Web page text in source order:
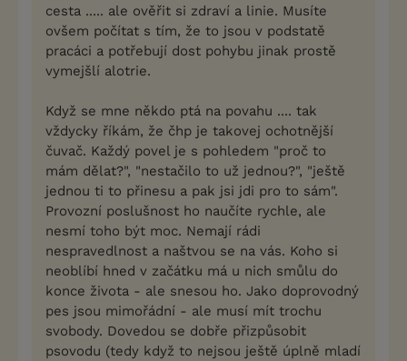
cesta ..... ale ověřit si zdraví a linie. Musíte
ovšem počítat s tím, že to jsou v podstatě
pracáci a potřebují dost pohybu jinak prostě
vymejšlí alotrie.
Když se mne někdo ptá na povahu .... tak
vždycky říkám, že čhp je takovej ochotnější
čuvač. Každý povel je s pohledem "proč to
mám dělat?", "nestačilo to už jednou?", "ještě
jednou ti to přinesu a pak jsi jdi pro to sám".
Provozní poslušnost ho naučíte rychle, ale
nesmí toho být moc. Nemají rádi
nespravedlnost a naštvou se na vás. Koho si
neoblíbí hned v začátku má u nich smůlu do
konce života - ale snesou ho. Jako doprovodný
pes jsou mimořádní - ale musí mít trochu
svobody. Dovedou se dobře přizpůsobit
psovodu (tedy když to nejsou ještě úplně mladí